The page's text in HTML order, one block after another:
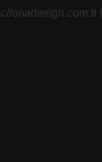
onadesign.com.tr